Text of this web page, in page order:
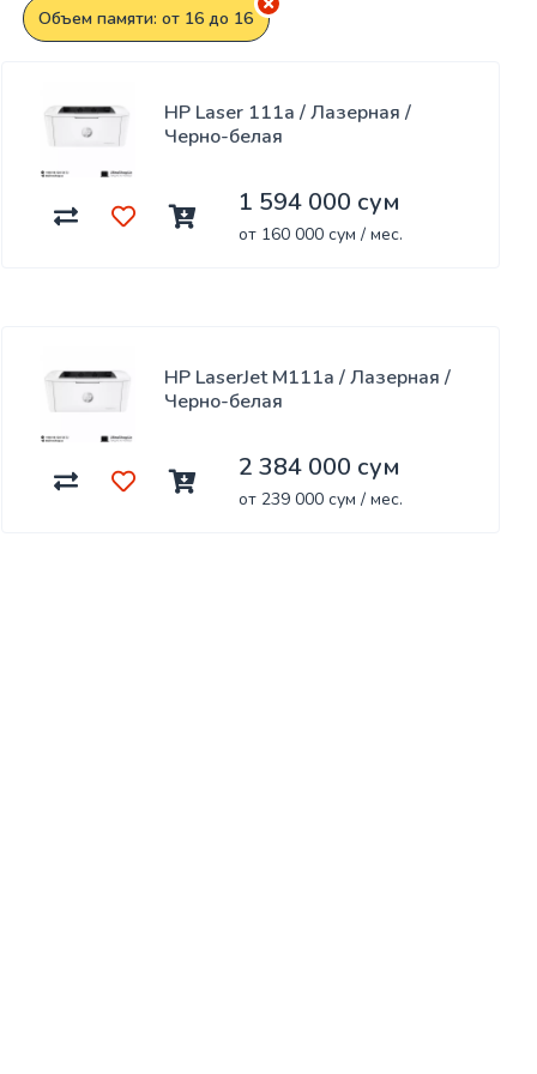
Объем памяти: от 16 до 16
HP Laser 111a / Лазерная /
Черно-белая
1 594 000 сум
от 160 000 сум / мес.
HP LaserJet M111a / Лазерная /
Черно-белая
2 384 000 сум
от 239 000 сум / мес.